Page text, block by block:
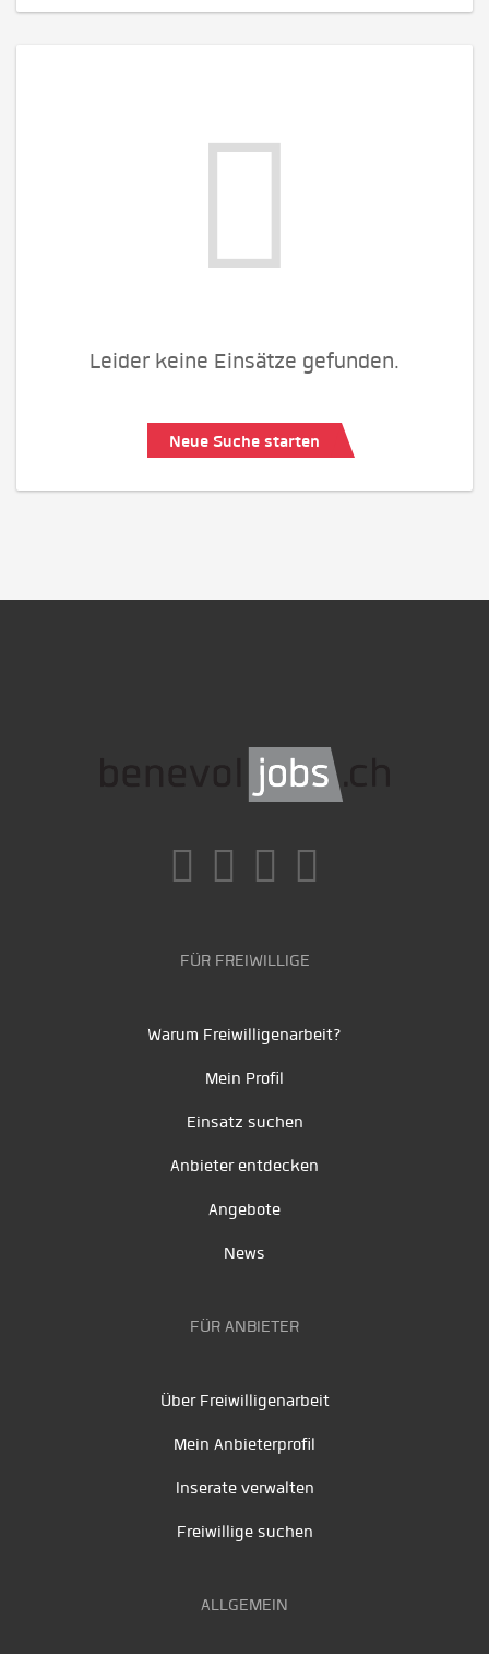
Leider keine Einsätze gefunden.
Neue Suche starten
FÜR FREIWILLIGE
Warum Freiwilligenarbeit?
Mein Profil
Einsatz suchen
Anbieter entdecken
Angebote
News
FÜR ANBIETER
Über Freiwilligenarbeit
Mein Anbieterprofil
Inserate verwalten
Freiwillige suchen
ALLGEMEIN